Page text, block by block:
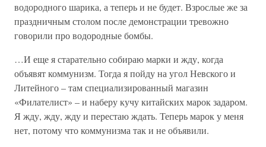
водородного шарика, а теперь и не будет. Взрослые же за
праздничным столом после демонстрации тревожно
говорили про водородные бомбы.
…И еще я старательно собираю марки и жду, когда
объявят коммунизм. Тогда я пойду на угол Невского и
Литейного – там специализированный магазин
«Филателист» – и наберу кучу китайских марок задаром.
Я жду, жду, жду и перестаю ждать. Теперь марок у меня
нет, потому что коммунизма так и не объявили.